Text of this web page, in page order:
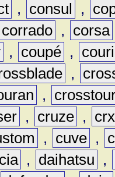
, consul ,
corrado , corsa
, coupé ,
,
,
, cruze ,
crx
, cuve ,
, daihatsu
,